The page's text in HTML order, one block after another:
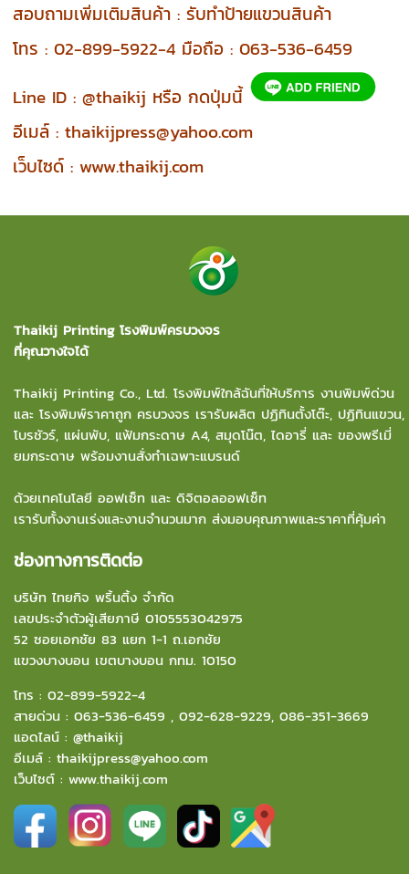
สอบถามเพิ่มเติมสินค้า : รับทำป้ายแขวนสินค้า
โทร : 02-899-5922-4 มือถือ : 063-536-6459
Line ID : @thaikij หรือ กดปุ่มนี้
อีเมล์ : thaikijpress@yahoo.com
เว็บไซด์ : www.thaikij.com
Thaikij Printing โรงพิมพ์ครบวงจร
ที่คุณวางใจได้
Thaikij Printing Co., Ltd. โรงพิมพ์ใกล้ฉันที่ให้บริการ งานพิมพ์ด่วน
และ โรงพิมพ์ราคาถูก ครบวงจร เรารับผลิต ปฏิทินตั้งโต๊ะ, ปฏิทินแขวน,
โบรชัวร์, แผ่นพับ, แฟ้มกระดาษ A4, สมุดโน๊ต, ไดอารี่ และ ของพรีเมี่
ยมกระดาษ พร้อมงานสั่งทำเฉพาะแบรนด์
ด้วยเทคโนโลยี ออฟเซ็ท และ ดิจิตอลออฟเซ็ท
เรารับทั้งงานเร่งและงานจำนวนมาก ส่งมอบคุณภาพและราคาที่คุ้มค่า
ช่องทางการติดต่อ
บริษัท ไทยกิจ พริ้นติ้ง จำกัด
เลขประจำตัวผู้เสียภาษี 0105553042975
52 ซอยเอกชัย 83 แยก 1-1 ถ.เอกชัย
แขวงบางบอน เขตบางบอน กทม. 10150
โทร : 02-899-5922-4
สายด่วน : 063-536-6459 , 092-628-9229, 086-351-3669
แอดไลน์ : @thaikij
อีเมล์ : thaikijpress@yahoo.com
เว็บไซต์ : www.thaikij.com